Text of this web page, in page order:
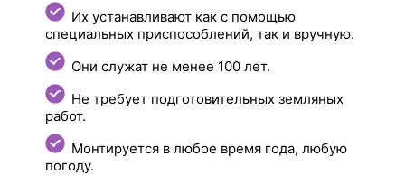
Их устанавливают как с помощью
специальных приспособлений, так и вручную.
Они служат не менее 100 лет.
Не требует подготовительных земляных
работ.
Монтируется в любое время года, любую
погоду.